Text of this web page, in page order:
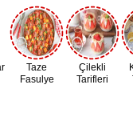
Taze
Fasulye
Çilekli
Tarifleri